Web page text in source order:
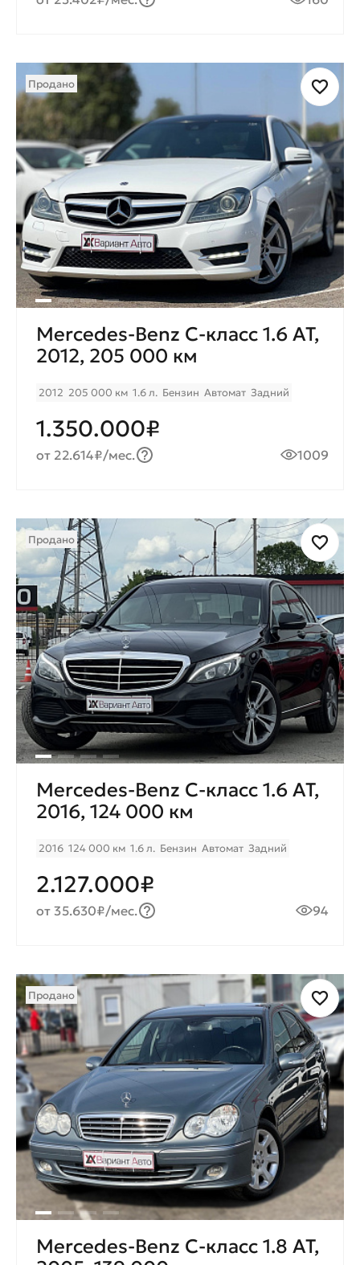
Продано
Mercedes-Benz C-класс 1.6 AT,
2012, 205 000 км
2012 205 000 км 1.6 л. Бензин Автомат Задний
1.350.000₽
от 22.614₽/мес. 1009
Продано
Mercedes-Benz C-класс 1.6 AT,
2016, 124 000 км
2016 124 000 км 1.6 л. Бензин Автомат Задний
2.127.000₽
от 35.630₽/мес. 94
Продано
Mercedes-Benz C-класс 1.8 AT,